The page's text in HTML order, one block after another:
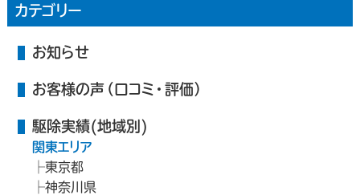
カテゴリー
お知らせ
お客様の声（口コミ・評価）
駆除実績(地域別)
関東エリア
東京都
神奈川県